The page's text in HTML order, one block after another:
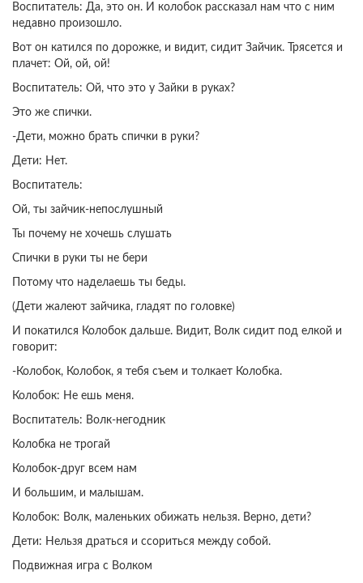
Воспитатель: Да, это он. И колобок рассказал нам что с ним
недавно произошло.
Вот он катился по дорожке, и видит, сидит Зайчик. Трясется и
плачет: Ой, ой, ой!
Воспитатель: Ой, что это у Зайки в руках?
Это же спички.
-Дети, можно брать спички в руки?
Дети: Нет.
Воспитатель:
Ой, ты зайчик-непослушный
Ты почему не хочешь слушать
Спички в руки ты не бери
Потому что наделаешь ты беды.
(Дети жалеют зайчика, гладят по головке)
И покатился Колобок дальше. Видит, Волк сидит под елкой и
говорит:
-Колобок, Колобок, я тебя съем и толкает Колобка.
Колобок: Не ешь меня.
Воспитатель: Волк-негодник
Колобка не трогай
Колобок-друг всем нам
И большим, и малышам.
Колобок: Волк, маленьких обижать нельзя. Верно, дети?
Дети: Нельзя драться и ссориться между собой.
Подвижная игра с Волком